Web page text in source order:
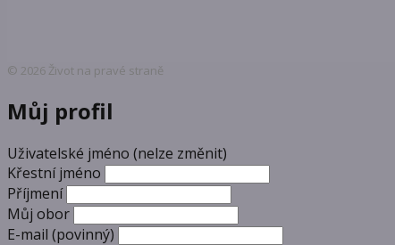
© 2026 Život na pravé straně
Můj profil
Uživatelské jméno (nelze změnit)
Křestní jméno
Příjmení
Můj obor
E-mail (povinný)